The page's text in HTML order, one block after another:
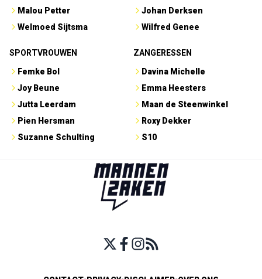
Malou Petter
Welmoed Sijtsma
Johan Derksen
Wilfred Genee
SPORTVROUWEN
Femke Bol
Joy Beune
Jutta Leerdam
Pien Hersman
Suzanne Schulting
ZANGERESSEN
Davina Michelle
Emma Heesters
Maan de Steenwinkel
Roxy Dekker
S10